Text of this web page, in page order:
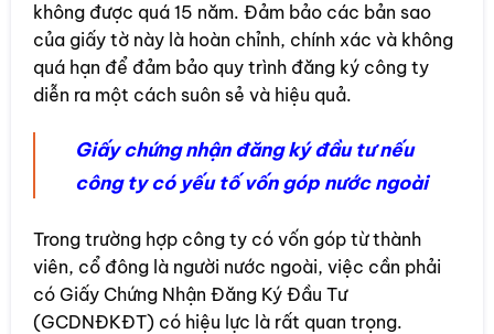
không được quá 15 năm. Đảm bảo các bản sao
của giấy tờ này là hoàn chỉnh, chính xác và không
quá hạn để đảm bảo quy trình đăng ký công ty
diễn ra một cách suôn sẻ và hiệu quả.
Giấy chứng nhận đăng ký đầu tư nếu
công ty có yếu tố vốn góp nước ngoài
Trong trường hợp công ty có vốn góp từ thành
viên, cổ đông là người nước ngoài, việc cần phải
có Giấy Chứng Nhận Đăng Ký Đầu Tư
(GCDNĐKĐT) có hiệu lực là rất quan trọng.